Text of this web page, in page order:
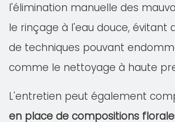
l'élimination manuelle des
le rinçage à l'eau douce, évitant
de techniques pouvant
comme le nettoyage à haute
L'entretien peut également
en place de compositions